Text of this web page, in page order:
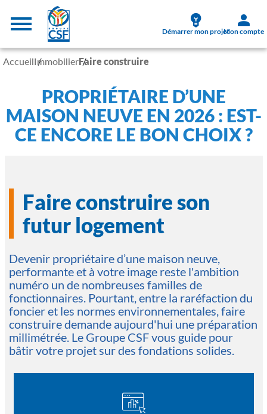
Aller au contenu principal
Démarrer mon projetMon compte
AccueilImmobilierFaire construire
PROPRIÉTAIRE D’UNE
MAISON NEUVE EN 2026 : EST-
CE ENCORE LE BON CHOIX ?
Faire construire son
futur logement
Devenir propriétaire d’une maison neuve,
performante et à votre image reste l'ambition
numéro un de nombreuses familles de
fonctionnaires. Pourtant, entre la raréfaction du
foncier et les normes environnementales, faire
construire demande aujourd'hui une préparation
millimétrée. Le Groupe CSF vous guide pour
bâtir votre projet sur des fondations solides.